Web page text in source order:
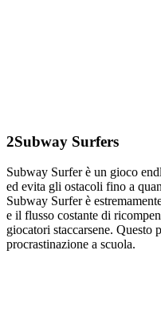
2Subway Surfers
Subway Surfer è un gioco
ed evita gli ostacoli fino a
Subway Surfer è
e il flusso costante di
giocatori staccarsene. Questo
procrastinazione a scuola.